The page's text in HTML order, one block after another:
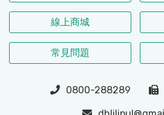
線上商城
常見問題
0800-288289